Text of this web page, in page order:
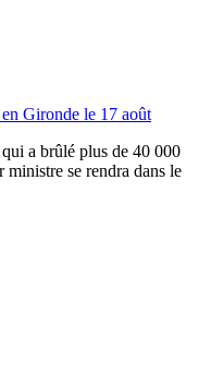
Gironde le 17 août
a brûlé plus de 40 000
ministre se rendra dans le